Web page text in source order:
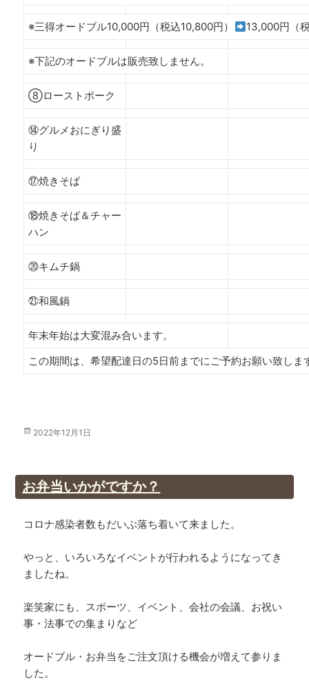
※三得オードブル10,000円（税込10,800円） 13,000円（
※下記のオードブルは販売致しません。
⑧ローストポーク
⑭グルメおにぎり盛
り
⑰焼きそば
⑱焼きそば＆チャー
ハン
⑳キムチ鍋
㉑和風鍋
年末年始は大変混み合います。
この期間は、希望配達日の5日前までにご予約お願い致しま
投
2022年12月1日
お弁当いかがですか？
コロナ感染者数もだいぶ落ち着いて来ました。
やっと、いろいろなイベントが行われるようになってき
ましたね。
楽笑家にも、スポーツ、イベント、会社の会議、お祝い
事・法事での集まりなど
オードブル・お弁当をご注文頂ける機会が増えて参りま
した。